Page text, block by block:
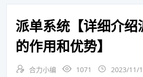
派单系统【详细介绍
的作用和优势】
合力小编 1071 2023/11/